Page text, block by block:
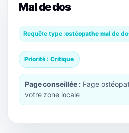
Mal de dos
Requête type :ostéopathe mal de
Priorité : Critique
Page conseillée : Page
votre zone locale